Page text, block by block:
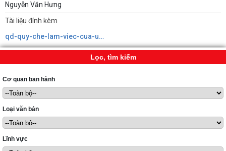
Nguyễn Văn Hưng
Tài liệu đính kèm
qd-quy-che-lam-viec-cua-ubnd-phuong638992323941858609.pdf
Lọc, tìm kiếm
Cơ quan ban hành
Loại văn bản
Lĩnh vực